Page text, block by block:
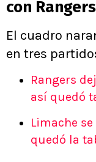
con Rangers
El cuadro
en tres
Rangers
así quedó
Limache
quedó la